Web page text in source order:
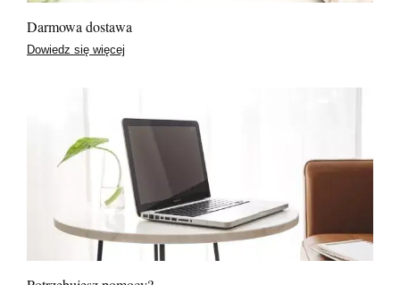
Darmowa dostawa
Dowiedz się więcej